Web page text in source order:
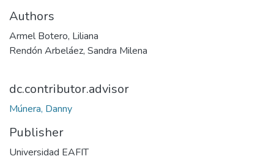
Authors
Armel Botero, Liliana
Rendón Arbeláez, Sandra Milena
dc.contributor.advisor
Múnera, Danny
Publisher
Universidad EAFIT